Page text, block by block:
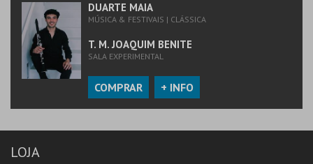
DUARTE MAIA
MÚSICA & FESTIVAIS | CLÁSSICA
T. M. JOAQUIM BENITE
SALA EXPERIMENTAL
COMPRAR + INFO
LOJA